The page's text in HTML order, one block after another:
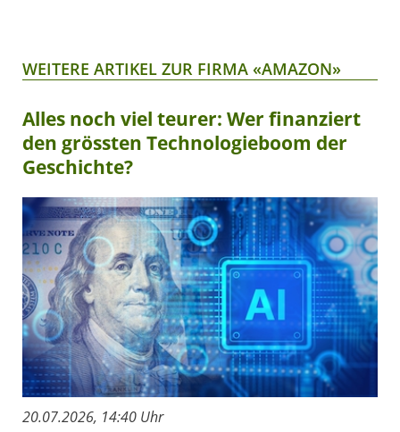
WEITERE ARTIKEL ZUR FIRMA «AMAZON»
Alles noch viel teurer: Wer finanziert
den grössten Technologieboom der
Geschichte?
20.07.2026, 14:40 Uhr